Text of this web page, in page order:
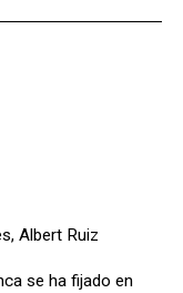
Albert Ruiz
se ha fijado en